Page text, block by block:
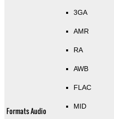
Formats Audio
3GA
AMR
RA
AWB
FLAC
MID